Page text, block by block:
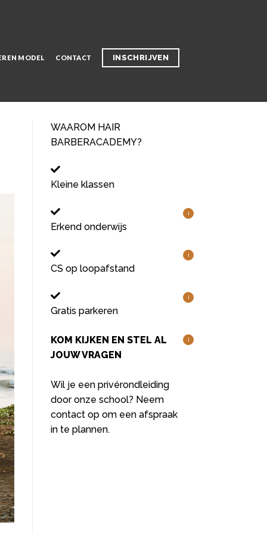
MODEL CONTACT INSCHRIJVEN
WAAROM HAIR
BARBERACADEMY?
Kleine klassen
i
Erkend onderwijs
i
CS op loopafstand
i
Gratis parkeren
i
KOM KIJKEN EN STEL AL
JOUW VRAGEN
Wil je een privérondleiding
door onze school? Neem
contact op om een afspraak
in te plannen.